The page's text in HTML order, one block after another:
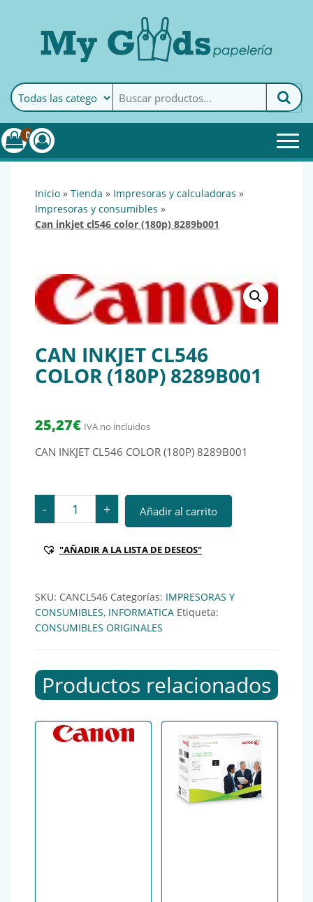
MyGoods · PapeleríaMy Goods es tu papelería
online de confianza. Podrás
encontrar todo lo necesario
0
inicio » tienda » impresoras y calculadoras »
impresoras y consumibles »
can inkjet cl546 color (180p) 8289b001
CAN INKJET CL546
COLOR (180P) 8289B001
25,27€ IVA no incluidos
CAN INKJET CL546 COLOR (180P) 8289B001
- CAN INKJET CL546 COLOR (180P) 8289B001 cantidad
+ Añadir al carrito
"AÑADIR A LA LISTA DE DESEOS"
SKU: CANCL546 Categorías: IMPRESORAS Y
CONSUMIBLES, INFORMATICA Etiqueta:
CONSUMIBLES ORIGINALES
Productos relacionados